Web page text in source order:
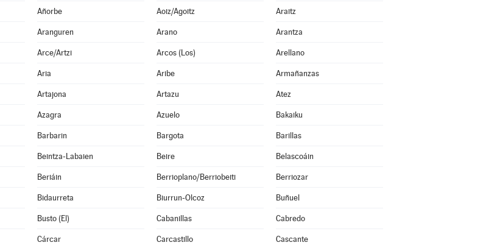
Añorbe Aoiz/Agoitz Araitz
Aranguren Arano Arantza
Arce/Artzi Arcos (Los) Arellano
Aria Aribe Armañanzas
Artajona Artazu Atez
Azagra Azuelo Bakaiku
Barbarin Bargota Barillas
Beintza-Labaien Beire Belascoáin
Beriáin Berrioplano/Berriobeiti Berriozar
Bidaurreta Biurrun-Olcoz Buñuel
Busto (El) Cabanillas Cabredo
Cárcar Carcastillo Cascante